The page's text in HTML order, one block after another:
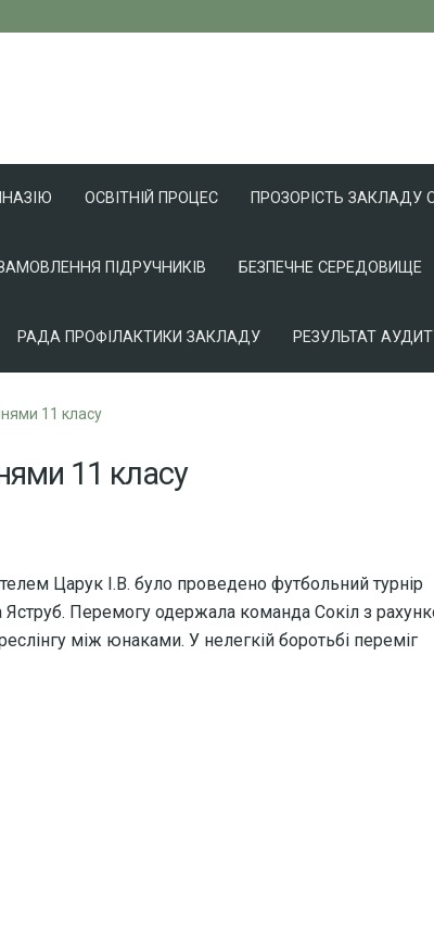
ОСВІТНІЙ ПРОЦЕС ПРОЗОРІСТЬ ЗАКЛАДУ
ПІДРУЧНИКІВ БЕЗПЕЧНЕ СЕРЕДОВИЩЕ
РАДА ПРОФІЛАКТИКИ ЗАКЛАДУ РЕЗУЛЬТАТ
11 класу
11 класу
Царук І.В. було проведено футбольний турнір
Перемогу одержала команда Сокіл з
між юнаками. У нелегкій боротьбі переміг